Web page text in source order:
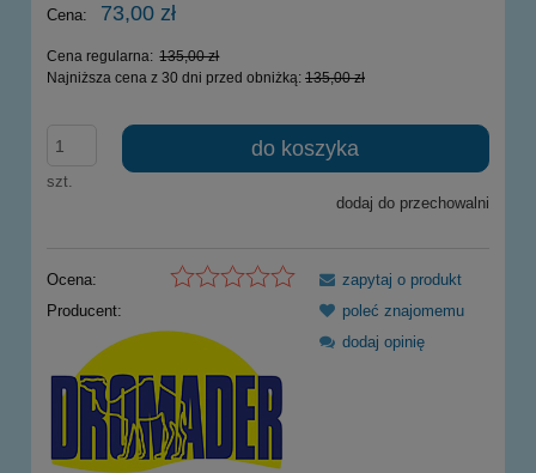
Cena: 73,00 zł
Cena regularna: 135,00 zł
Najniższa cena z 30 dni przed obniżką: 135,00 zł
szt.
do koszyka
dodaj do przechowalni
Ocena:
Producent:
zapytaj o produkt
poleć znajomemu
dodaj opinię